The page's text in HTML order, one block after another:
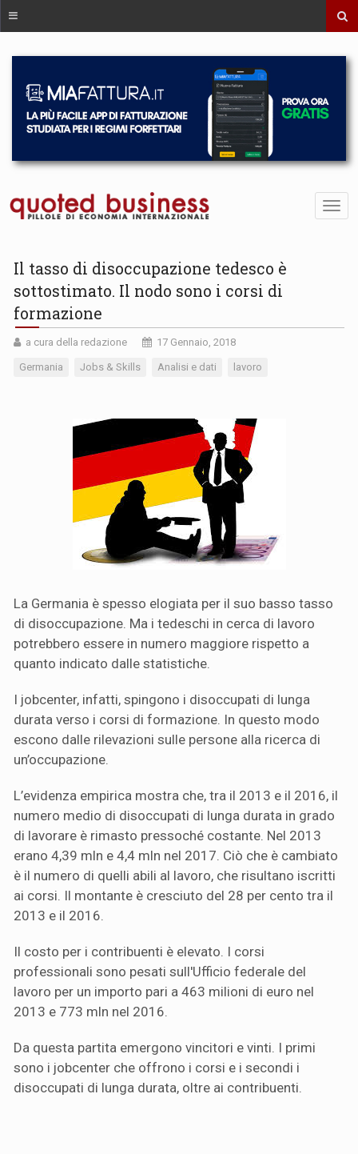
Il tasso di disoccupazione tedesco è
sottostimato. Il nodo sono i corsi di
formazione
a cura della redazione 17 Gennaio, 2018
Germania Jobs & Skills Analisi e dati lavoro
La Germania è spesso elogiata per il suo basso tasso
di disoccupazione. Ma i tedeschi in cerca di lavoro
potrebbero essere in numero maggiore rispetto a
quanto indicato dalle statistiche.
I jobcenter, infatti, spingono i disoccupati di lunga
durata verso i corsi di formazione. In questo modo
escono dalle rilevazioni sulle persone alla ricerca di
un’occupazione.
L’evidenza empirica mostra che, tra il 2013 e il 2016, il
numero medio di disoccupati di lunga durata in grado
di lavorare è rimasto pressoché costante. Nel 2013
erano 4,39 mln e 4,4 mln nel 2017. Ciò che è cambiato
è il numero di quelli abili al lavoro, che risultano iscritti
ai corsi. Il montante è cresciuto del 28 per cento tra il
2013 e il 2016.
Il costo per i contribuenti è elevato. I corsi
professionali sono pesati sull'Ufficio federale del
lavoro per un importo pari a 463 milioni di euro nel
2013 e 773 mln nel 2016.
Da questa partita emergono vincitori e vinti. I primi
sono i jobcenter che offrono i corsi e i secondi i
disoccupati di lunga durata, oltre ai contribuenti.